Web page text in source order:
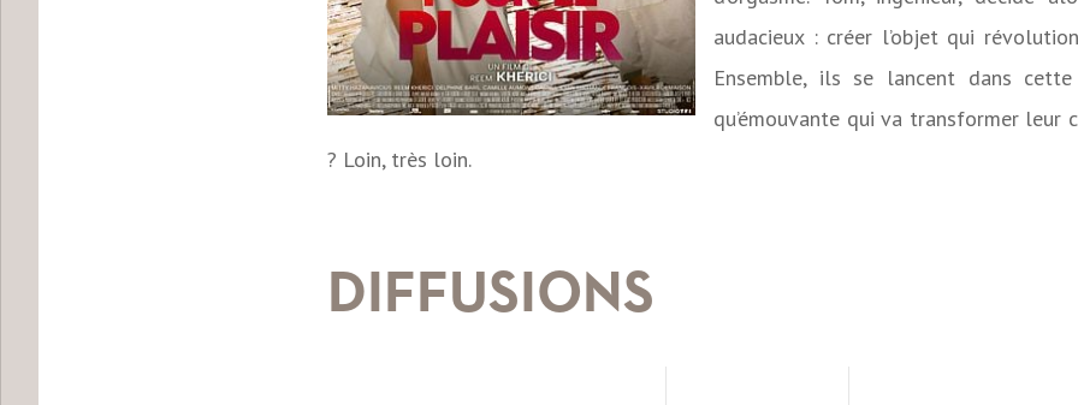
audacieux : créer l’objet qui
Ensemble, ils se lancent dans
qu’émouvante qui va transformer leur
? Loin, très loin.
DIFFUSIONS